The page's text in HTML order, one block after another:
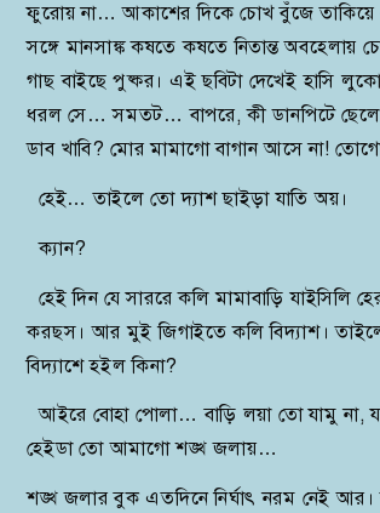
ফুরোয় না… আকাশের দিকে চোখ বুঁজে তাকিয়ে
সঙ্গে মানসাঙ্ক কষতে কষতে নিতান্ত অবহেলায়
গাছ বাইছে পুষ্কর। এই ছবিটা দেখেই হাসি
ধরল সে… সমতট… বাপরে, কী ডানপিটে
ডাব খাবি? মোর মামাগো বাগান আসে না!
হেই… তাইলে তো দ্যাশ ছাইড়া যাতি অয়।
ক্যান?
হেই দিন যে সাররে কলি মামাবাড়ি যাইসিলি
করছস। আর মুই জিগাইতে কলি বিদ্যাশ।
বিদ্যাশে হইল কিনা?
আইরে বোহা পোলা… বাড়ি লয়া তো যামু না,
হেইডা তো আমাগো শঙ্খ জলায়…
শঙ্খ জলার বুক এতদিনে নির্ঘাৎ নরম নেই